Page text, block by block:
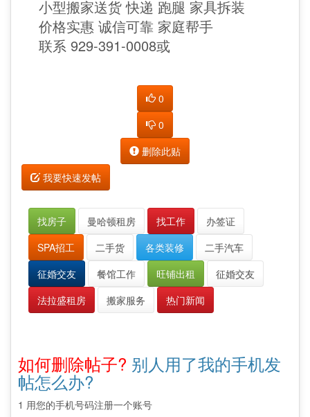
小型搬家送货 快递 跑腿 家具拆装
价格实惠 诚信可靠 家庭帮手
联系 929-391-0008或
0
0
删除此贴
我要快速发帖
找房子 曼哈顿租房 找工作
办签证
SPA招工
二手货 各类装修
二手汽车
征婚交友
餐馆工作 旺铺出租
征婚交友
法拉盛租房
搬家服务 热门新闻
如何删除帖子? 别人用了我的手机发
帖怎么办?
1 用您的手机号码注册一个账号